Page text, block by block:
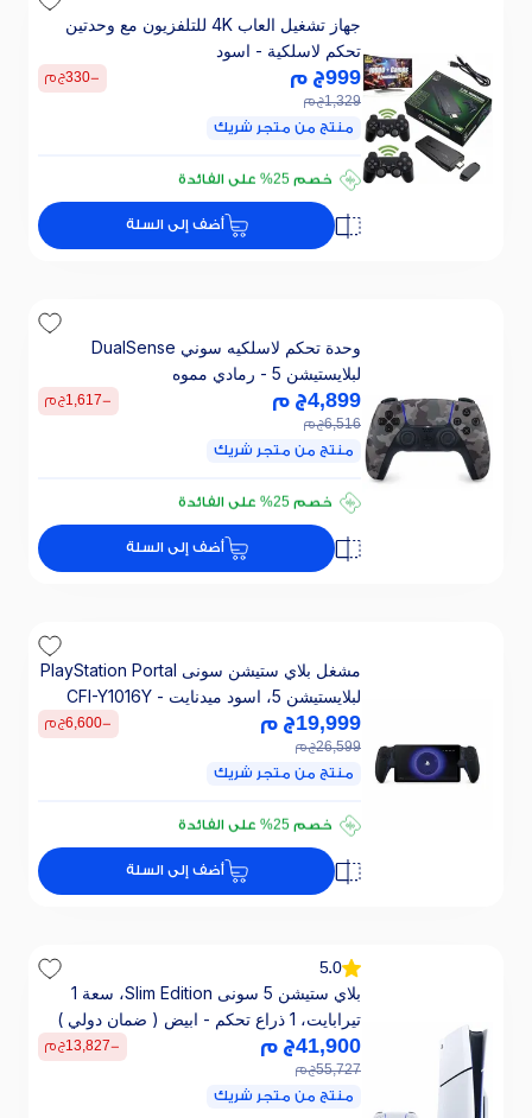
جهاز تشغيل العاب 4K للتلفزيون مع وحدتين
تحكم لاسلكية - اسود
999ج م
1,329ج م
-
330ج م
منتج من متجر شريك
خصم 25% على الفائدة
تقسيطي 67 ج.م/ 24 ش
أضف إلى السلة
وحدة تحكم لاسلكيه سوني DualSense
لبلايستيشن 5 - رمادي مموه
4,899ج م
6,516ج م
-
1,617ج م
منتج من متجر شريك
خصم 25% على الفائدة
تقسيطي 327 ج.م/ 24 ش
أضف إلى السلة
مشغل بلاي ستيشن سونى PlayStation Portal
لبلايستيشن 5، اسود ميدنايت - CFI-Y1016Y
19,999ج م
26,599ج م
-
6,600ج م
منتج من متجر شريك
خصم 25% على الفائدة
تقسيطي 1333 ج.م/ 24 ش
أضف إلى السلة
5.0
بلاي ستيشن 5 سونى Slim Edition، سعة 1
تيرابايت، 1 ذراع تحكم - ابيض ( ضمان دولي )
41,900ج م
55,727ج م
-
13,827ج م
منتج من متجر شريك